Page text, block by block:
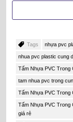
ƯU ĐIỂM CỦA
Độ Cứng & Độ Bền:
dụng lâu dài.
Khả Năng Chịu
chất, điều này làm
Nhờ Độ Bền & Dẻo
thành các hình
dập có độ chính
Tags nhựa pvc
nhua pvc plastic cung
Tấm Nhựa PVC Trong
tam nhua pvc trong
Tấm Nhựa PVC Trong
Tấm Nhựa PVC Trong
giá rẻ